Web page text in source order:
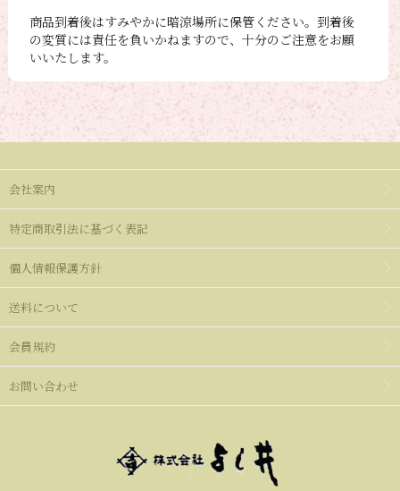
商品到着後はすみやかに暗涼場所に保管ください。到着後
の変質には責任を負いかねますので、十分のご注意をお願
いいたします。
会社案内
特定商取引法に基づく表記
個人情報保護方針
送料について
会員規約
お問い合わせ